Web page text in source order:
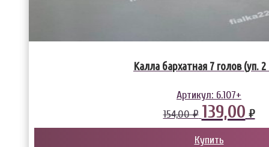
Калла бархатная 7 голов (уп.
Артикул: 6.107+
154,00 ₽ 139,00 ₽
Купить